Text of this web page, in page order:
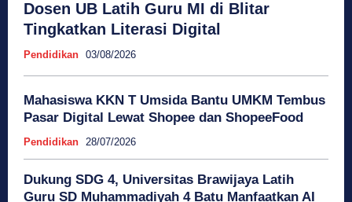
Dosen UB Latih Guru MI di Blitar
Tingkatkan Literasi Digital
Pendidikan 03/08/2026
Mahasiswa KKN T Umsida Bantu UMKM Tembus
Pasar Digital Lewat Shopee dan ShopeeFood
Pendidikan 28/07/2026
Dukung SDG 4, Universitas Brawijaya Latih
Guru SD Muhammadiyah 4 Batu Manfaatkan AI